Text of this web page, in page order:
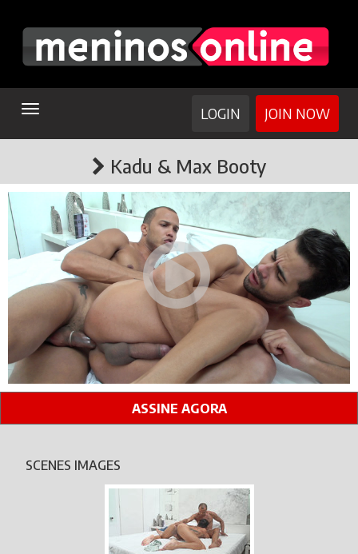
TOGGLE
JOIN NOW
LOGIN
Kadu & Max Booty
ASSINE AGORA
SCENES IMAGES